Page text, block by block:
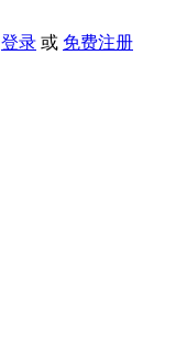
登录 或 免费注册